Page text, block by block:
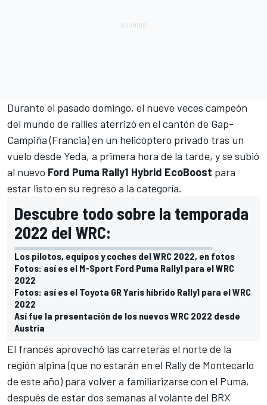
Durante el pasado domingo, el nueve veces campeón
del mundo de rallies aterrizó en el cantón de Gap-
Campiña (Francia) en un helicóptero privado tras un
vuelo desde Yeda, a primera hora de la tarde, y se subió
al nuevo Ford Puma Rally1 Hybrid EcoBoost para
estar listo en su regreso a la categoría.
Descubre todo sobre la temporada
2022 del WRC:
Los pilotos, equipos y coches del WRC 2022, en fotos
Fotos: así es el M-Sport Ford Puma Rally1 para el WRC
2022
Fotos: así es el Toyota GR Yaris híbrido Rally1 para el WRC
2022
Así fue la presentación de los nuevos WRC 2022 desde
Austria
El francés aprovechó las carreteras el norte de la
región alpina (que no estarán en el Rally de Montecarlo
de este año) para volver a familiarizarse con el Puma,
después de estar dos semanas al volante del BRX